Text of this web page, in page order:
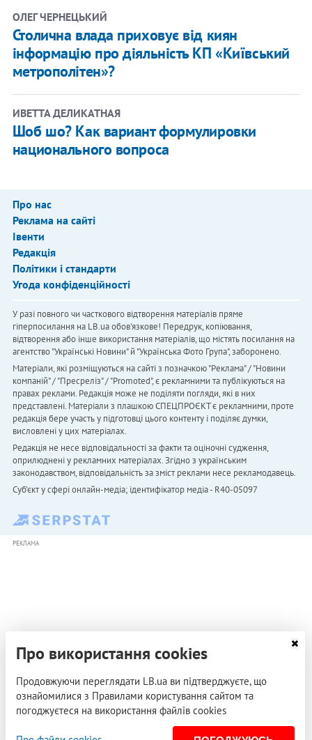
ОЛЕГ ЧЕРНЕЦЬКИЙ
Столична влада приховує від киян
інформацію про діяльність КП «Київський
метрополітен»?
ИВЕТТА ДЕЛИКАТНАЯ
Шоб шо? Как вариант формулировки
национального вопроса
Про нас
Реклама на сайті
Івенти
Редакція
Політики і стандарти
Угода конфіденційності
У разі повного чи часткового відтворення матеріалів пряме
гіперпосилання на LB.ua обов'язкове! Передрук, копіювання,
відтворення або інше використання матеріалів, що містять посилання на
агентство "Українськi Новини" й "Українська Фото Група", заборонено.
Матеріали, які розміщуються на сайті з позначкою "Реклама" / "Новини
компаній" / "Пресреліз" / "Promoted", є рекламними та публікуються на
правах реклами. Редакція може не поділяти погляди, які в них
представлені. Матеріали з плашкою СПЕЦПРОЄКТ є рекламними, проте
редакція бере участь у підготовці цього контенту і поділяє думки,
висловлені у цих матеріалах.
Редакція не несе відповідальності за факти та оціночні судження,
оприлюднені у рекламних матеріалах. Згідно з українським
законодавством, відповідальність за зміст реклами несе рекламодавець.
Cуб'єкт у сфері онлайн-медіа; ідентифікатор медіа - R40-05097
РЕКЛАМА
Про використання cookies
Продовжуючи переглядати LB.ua ви підтверджуєте, що
ознайомилися з Правилами користування сайтом та
погоджуєтеся на використання файлів cookies